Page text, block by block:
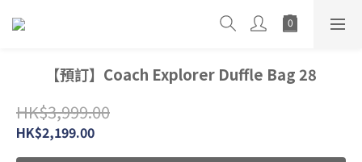
【預訂】Coach Explorer Duffle Bag 28
HK$3,999.00
HK$2,199.00